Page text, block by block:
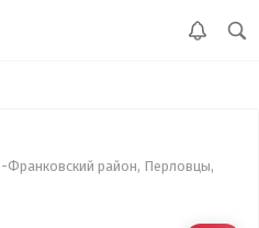
район, Перловцы,